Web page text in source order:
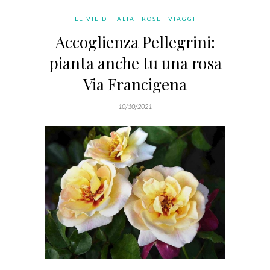
LE VIE D'ITALIA ROSE VIAGGI
Accoglienza Pellegrini:
pianta anche tu una rosa
Via Francigena
10/10/2021